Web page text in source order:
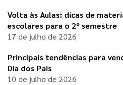
Volta às Aulas: dicas de
escolares para o 2º semestre
17 de julho de 2026
Principais tendências para
Dia dos Pais
10 de julho de 2026